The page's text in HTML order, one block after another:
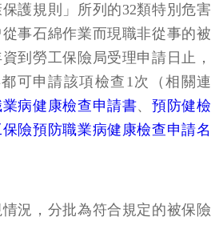
護規則」所列的32類特別危害
事石綿作業而現職非從事的被
到勞工保險局受理申請日止，
可申請該項檢查1次（相關連
病健康檢查申請書、預防健檢
險預防職業病健康檢查申請名
況，分批為符合規定的被保險